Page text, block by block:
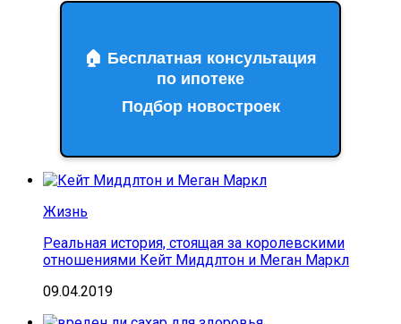
🏠 Бесплатная консультация
по ипотеке
Подбор новостроек
Жизнь
Реальная история, стоящая за королевскими
отношениями Кейт Миддлтон и Меган Маркл
09.04.2019